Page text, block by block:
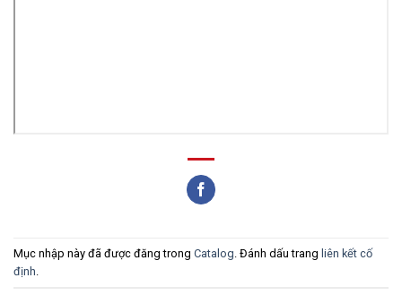
Mục nhập này đã được đăng trong Catalog . Đánh dấu trang liên kết cố
định